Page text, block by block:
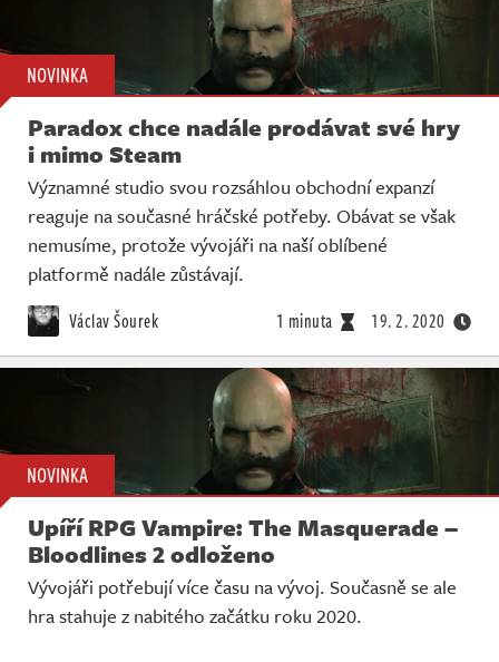
NOVINKA
Paradox chce nadále prodávat své hry
i mimo Steam
Významné studio svou rozsáhlou obchodní expanzí
reaguje na současné hráčské potřeby. Obávat se však
nemusíme, protože vývojáři na naší oblíbené
platformě nadále zůstávají.
Václav Šourek 1 minuta 19. 2. 2020
NOVINKA
Upíří RPG Vampire: The Masquerade –
Bloodlines 2 odloženo
Vývojáři potřebují více času na vývoj. Současně se ale
hra stahuje z nabitého začátku roku 2020.